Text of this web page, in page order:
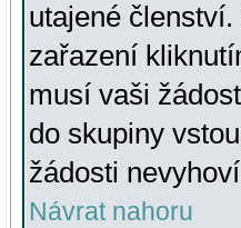
utajené
zařazení
musí vaši
do skupiny
žádosti
Návrat nahoru